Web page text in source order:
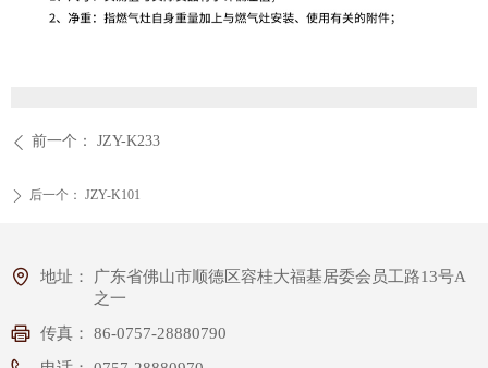
ꄴ 前一个： JZY-K233
ꄲ 后一个： JZY-K101
地址：
广东省佛山市顺德区容桂大福基居委会员工路13号A
之一
传真：
86-0757-28880790